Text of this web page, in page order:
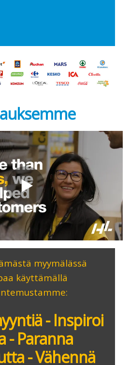
myymälässä
käyttämällä
- Inspiroi
- Paranna
- Vähennä